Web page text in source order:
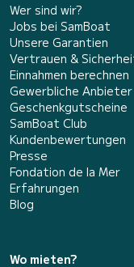
Wer sind wir?
Jobs bei SamBoat
Unsere Garantien
Vertrauen &
Einnahmen berechnen
Gewerbliche Anbieter
Geschenkgutscheine
SamBoat Club
Kundenbewertungen
Presse
Fondation de la Mer
Erfahrungen
Blog
Wo mieten?